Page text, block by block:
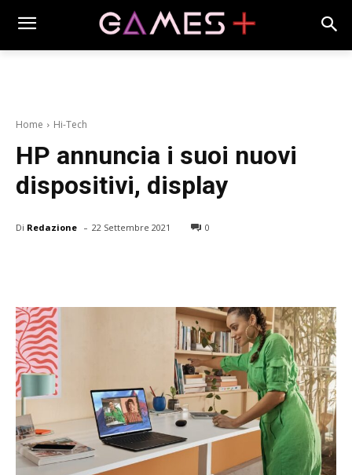
Home Hi-Tech
HP annuncia i suoi nuovi
dispositivi, display
Di Redazione - 22 Settembre 2021 0